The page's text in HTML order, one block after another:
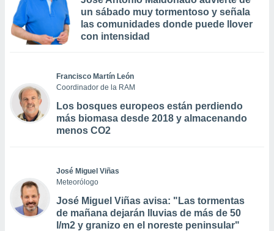
un sábado muy tormentoso y señala
las comunidades donde puede llover
con intensidad
Francisco Martín León
Coordinador de la RAM
Los bosques europeos están perdiendo
más biomasa desde 2018 y almacenando
menos CO2
José Miguel Viñas
Meteorólogo
José Miguel Viñas avisa: "Las tormentas
de mañana dejarán lluvias de más de 50
l/m2 y granizo en el noreste peninsular"